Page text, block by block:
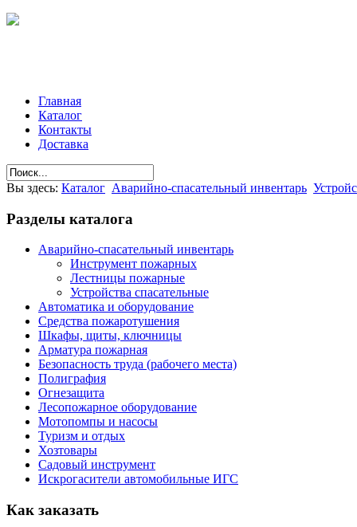
Главная
Каталог
Контакты
Доставка
Вы здесь: Каталог Аварийно-спасательный инвентарь
Разделы каталога
Аварийно-спасательный инвентарь
Инструмент пожарных
Лестницы пожарные
Устройства спасательные
Автоматика и оборудование
Средства пожаротушения
Шкафы, щиты, ключницы
Арматура пожарная
Безопасность труда (рабочего места)
Полиграфия
Огнезащита
Лесопожарное оборудование
Мотопомпы и насосы
Туризм и отдых
Хозтовары
Садовый инструмент
Искрогасители автомобильные ИГС
Как заказать